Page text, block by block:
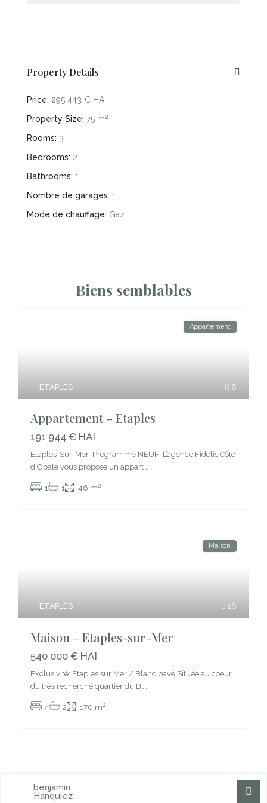
Property Details
Price: 295 443 € HAI
Property Size: 75 m2
Rooms: 3
Bedrooms: 2
Bathrooms: 1
Nombre de garages: 1
Mode de chauffage: Gaz
Biens semblables
6
ETAPLES
Appartement
Appartement – Etaples
191 944 € HAI
Étaples-Sur-Mer Programme NEUF: L’agence Fidelis Côte
d’Opale vous propose un appart
1 1 46 m2
16
ETAPLES
Maison
Maison – Etaples-sur-Mer
540 000 € HAI
Exclusivité: Etaples sur Mer / Blanc pavé Située au coeur
du très recherché quartier du Bl
4 2 170 m2
benjamin
Hanquiez